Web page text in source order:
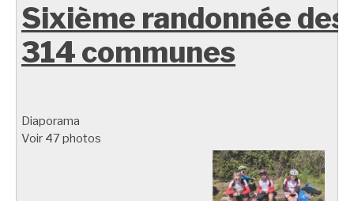
Sixième randonnée des
314 communes
Diaporama
Voir 47 photos